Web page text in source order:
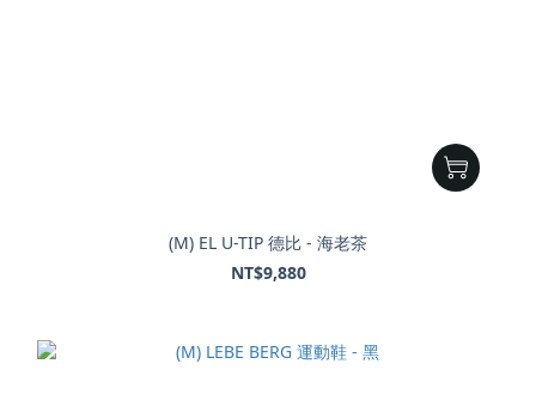
(M) EL U-TIP 德比 - 海老茶
NT$9,880